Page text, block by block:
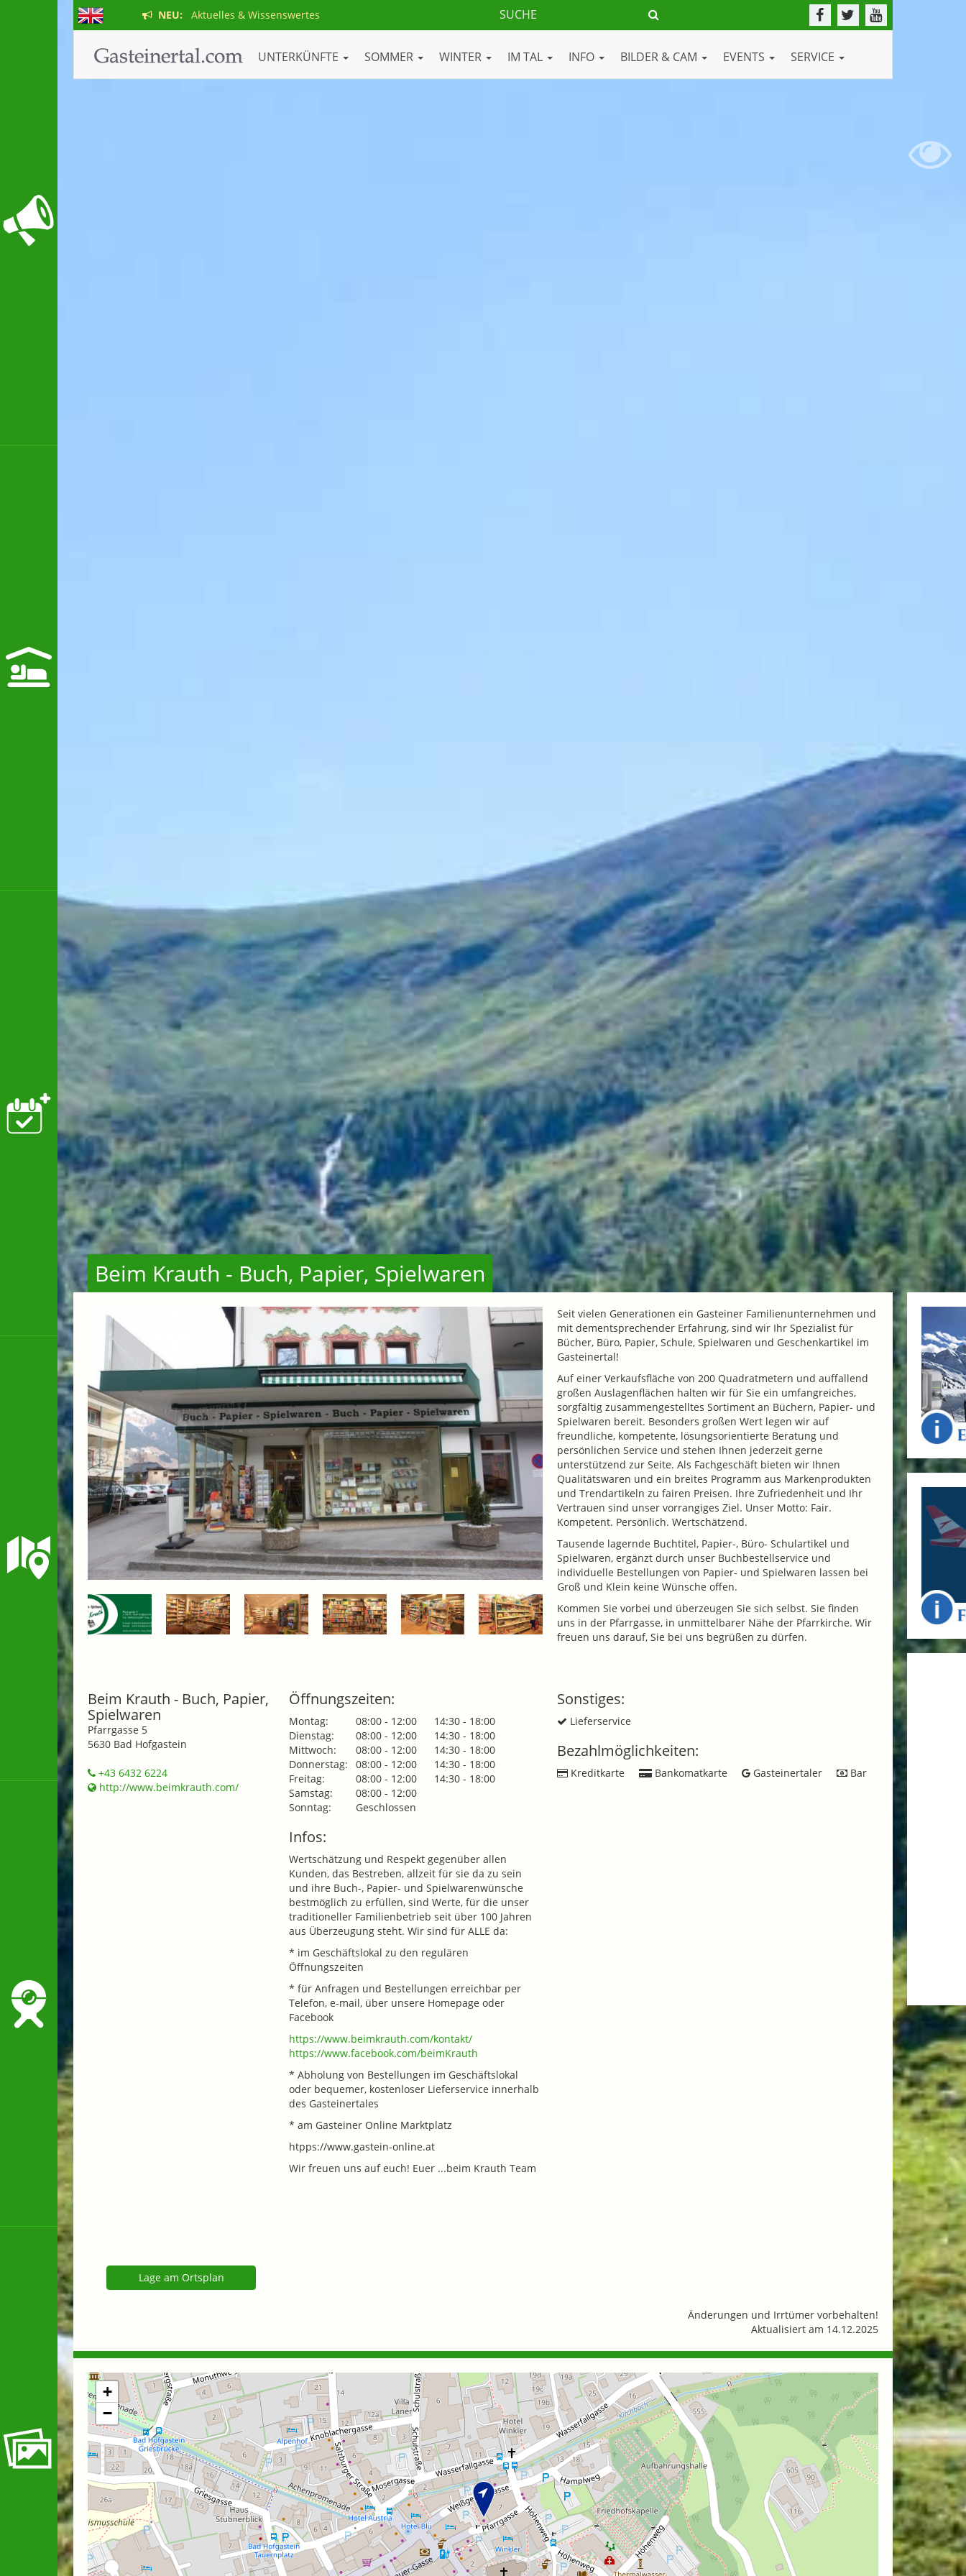
NEU: Aktuelles & Wissenswertes
UNTERKÜNFTE SOMMER WINTER IM TAL INFO BILDER & CAM EVENTS SERVICE
Beim Krauth - Buch, Papier, Spielwaren
Seit vielen Generationen ein Gasteiner Familienunternehmen und
mit dementsprechender Erfahrung, sind wir Ihr Spezialist für
Bücher, Büro, Papier, Schule, Spielwaren und Geschenkartikel im
Gasteinertal!
Auf einer Verkaufsfläche von 200 Quadratmetern und auffallend
großen Auslagenflächen halten wir für Sie ein umfangreiches,
sorgfältig zusammengestelltes Sortiment an Büchern, Papier- und
Spielwaren bereit. Besonders großen Wert legen wir auf
freundliche, kompetente, lösungsorientierte Beratung und
persönlichen Service und stehen Ihnen jederzeit gerne
unterstützend zur Seite. Als Fachgeschäft bieten wir Ihnen
Qualitätswaren und ein breites Programm aus Markenprodukten
und Trendartikeln zu fairen Preisen. Ihre Zufriedenheit und Ihr
Vertrauen sind unser vorrangiges Ziel. Unser Motto: Fair.
Kompetent. Persönlich. Wertschätzend.
Tausende lagernde Buchtitel, Papier-, Büro- Schulartikel und
Spielwaren, ergänzt durch unser Buchbestellservice und
individuelle Bestellungen von Papier- und Spielwaren lassen bei
Groß und Klein keine Wünsche offen.
Kommen Sie vorbei und überzeugen Sie sich selbst. Sie finden
uns in der Pfarrgasse, in unmittelbarer Nähe der Pfarrkirche. Wir
freuen uns darauf, Sie bei uns begrüßen zu dürfen.
Beim Krauth - Buch, Papier,
Spielwaren
Pfarrgasse 5
5630 Bad Hofgastein
+43 6432 6224
http://www.beimkrauth.com/
Öffnungszeiten:
Montag: 08:00 - 12:00
14:30 - 18:00
Dienstag:
08:00 - 12:00
14:30 - 18:00
Mittwoch:
08:00 - 12:00
14:30 - 18:00
Donnerstag:
08:00 - 12:00
14:30 - 18:00
Freitag:
08:00 - 12:00
14:30 - 18:00
Samstag:
08:00 - 12:00
Sonntag:
Geschlossen
Infos:
Wertschätzung und Respekt gegenüber allen
Kunden, das Bestreben, allzeit für sie da zu sein
und ihre Buch-, Papier- und Spielwarenwünsche
bestmöglich zu erfüllen, sind Werte, für die unser
traditioneller Familienbetrieb seit über 100 Jahren
aus Überzeugung steht. Wir sind für ALLE da:
* im Geschäftslokal zu den regulären
Öffnungszeiten
* für Anfragen und Bestellungen erreichbar per
Telefon, e-mail, über unsere Homepage oder
Facebook
https://www.beimkrauth.com/kontakt/
https://www.facebook.com/beimKrauth
* Abholung von Bestellungen im Geschäftslokal
oder bequemer, kostenloser Lieferservice innerhalb
des Gasteinertales
* am Gasteiner Online Marktplatz
htpps://www.gastein-online.at
Wir freuen uns auf euch! Euer ...beim Krauth Team
Sonstiges:
Lieferservice
Bezahlmöglichkeiten:
Kreditkarte Bankomatkarte Gasteinertaler Bar
Lage am Ortsplan
Änderungen und Irrtümer vorbehalten!
Aktualisiert am 14.12.2025
+
−